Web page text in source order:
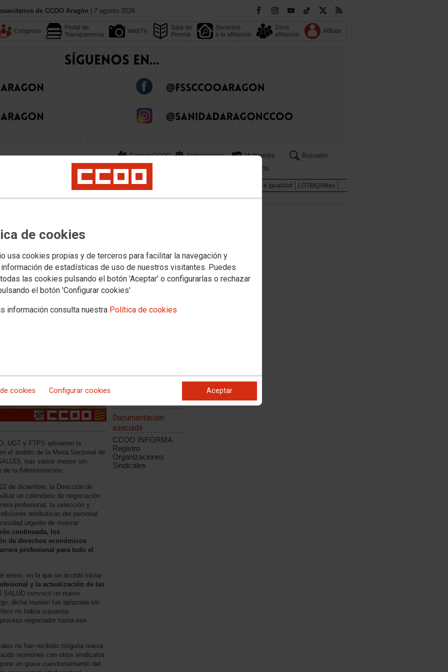
de cookies
usa cookies propias y de terceros para facilitar la navegación y
de estadísticas de uso de nuestros visitantes. Puedes
las cookies pulsando el botón 'Aceptar' o configurarlas o rechazar
el botón 'Configurar cookies'
información consulta nuestra Política de cookies
cookies Configurar cookies Aceptar
de CCOO Aragón | 7 agosto 2026.
Congreso
Portal de
Transparencia
WebTV
Sala de
Prensa
Servicios
a la afiliación
Zona
afiliación
Afíliate
Conoce CCOO Federaciones Multimedia
Buscador
Calendario
Contacta
Sanidad Privada Tu Sección Sindical Mujeres e Igualdad
LGTBIQAMas
negociación en la Mesa
los acuerdos laborales
UGT y FTPS advierten la
en el ámbito de la Mesa Sectorial de
tras varios meses sin
de la Administración.
de diciembre, la Dirección de
un calendario de negociación
profesional, la selección y
retributivas del personal.
urgente de mejorar
continuada, los
de derechos económicos
profesional para todo el
enero, en la que se acordó iniciar
y la actualización de las
SALUD convocó un nuevo
dicha reunión fue aplazada sin
no había supuesto
negociador hasta ese
no han recibido ninguna nueva
reuniones con otros sindicatos
un grave cuestionamiento del
Documentación
asociada
CCOO INFORMA.
Registro
Organizaciones
Sindicales